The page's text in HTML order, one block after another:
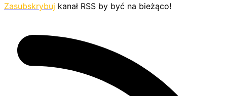
Zasubskrybuj kanał RSS by być na bieżąco!